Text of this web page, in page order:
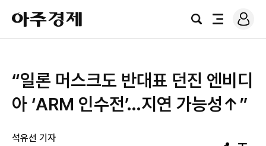
아
주
경
검
전
로
그
“일론 머스크도 반대표 던진 엔비디
아 ‘ARM 인수전’…지연 가능성↑”
석유선 기자